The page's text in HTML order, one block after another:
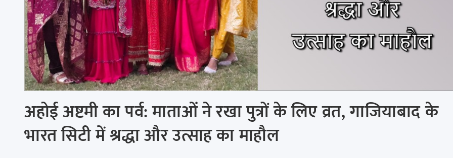
अहोई अष्टमी का पर्व: माताओं ने रखा पुत्रों के लिए व्रत, गाजियाबाद के
भारत सिटी में श्रद्धा और उत्साह का माहौल